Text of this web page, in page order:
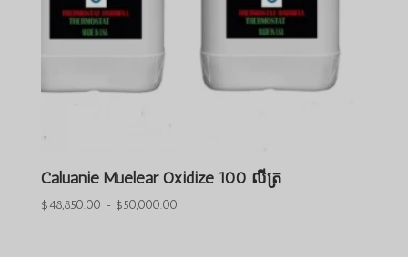
Caluanie Muelear Oxidize 100 លីត្រ
$48,850.00 - $50,000.00ជួរ